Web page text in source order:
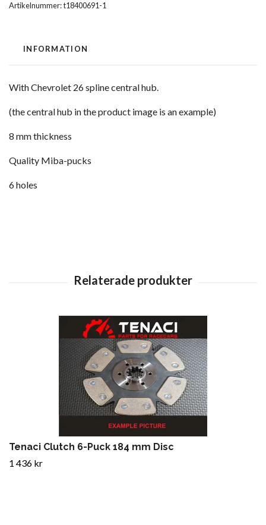
Artikelnummer:t18400691-1
INFORMATION
With Chevrolet 26 spline central hub.
(the central hub in the product image is an example)
8 mm thickness
Quality Miba-pucks
6 holes
Tenaci Clutch 6-Puck 184 mm Disc
1 436 kr